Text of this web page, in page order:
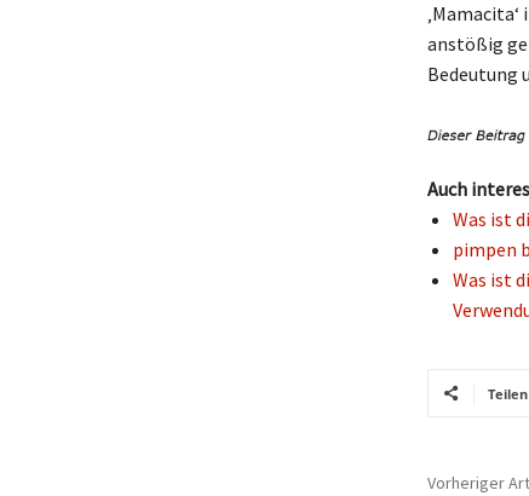
anstößig
Bedeutung
Auch
Was ist
pimpen
Was ist
Teilen
Vorheriger